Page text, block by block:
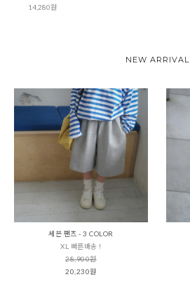
14,280원
NEW ARRIVAL
세븐 팬츠 - 3 COLOR
XL 빠른배송 !
28,900원
20,230원